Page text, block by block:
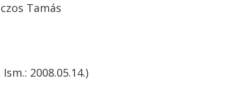
Tamás
2008.05.14.)